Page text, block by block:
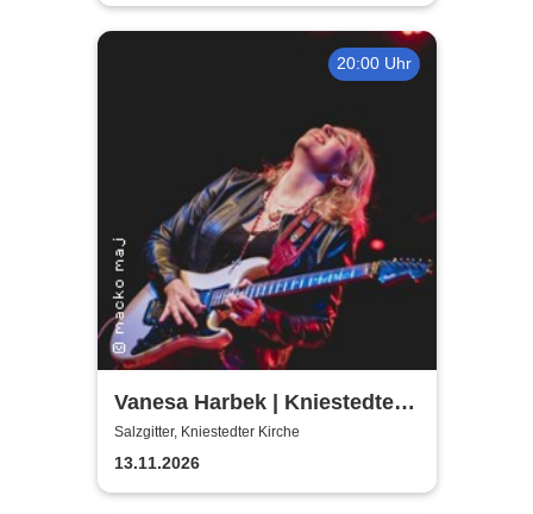
20:00 Uhr
Vanesa Harbek | Kniestedter
Kirche
Salzgitter, Kniestedter Kirche
13.11.2026